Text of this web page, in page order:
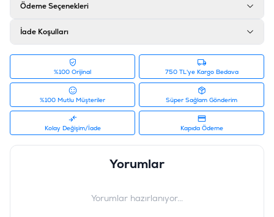
Vitamin A 655 IU/kg, Vitamin D 100 IU/kg, Vitamin E 15 IU/kg,
Aroma Vericiler
Ürün Filtreleri
Barkod
:
7613287484611
Tedarikçi Ürün Kodu
Ödeme Seçenekleri
İade Koşulları
%100 Orijinal 750 TL'ye Kargo Bedava
%100 Mutlu Müşteriler Süper Sağlam Gönderim
Kolay Değişim/İade Kapıda Ödeme
Yorumlar
Yorumlar hazırlanıyor...